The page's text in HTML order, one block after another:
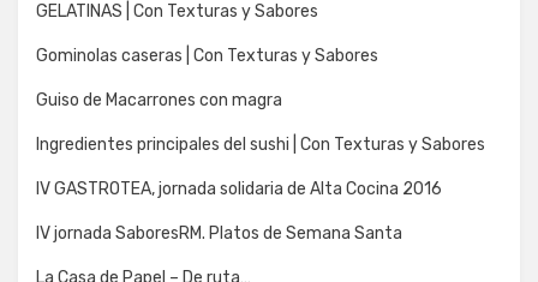
GELATINAS | Con Texturas y Sabores
Gominolas caseras | Con Texturas y Sabores
Guiso de Macarrones con magra
Ingredientes principales del sushi | Con Texturas y Sabores
IV GASTROTEA, jornada solidaria de Alta Cocina 2016
IV jornada SaboresRM. Platos de Semana Santa